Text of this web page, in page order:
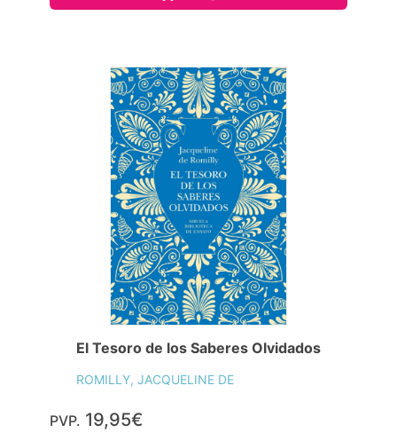
El Tesoro de los Saberes Olvidados
ROMILLY, JACQUELINE DE
PVP. 19,95€